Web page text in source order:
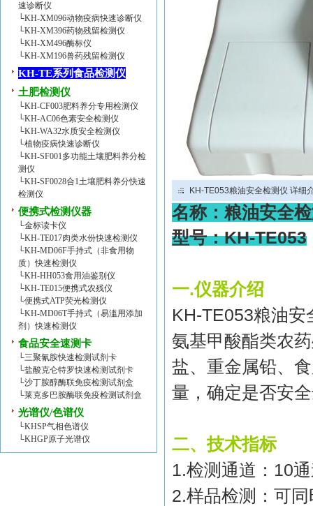
速诊断仪
└KH-XM096动物疫病快速诊断仪
└KH-XM396药物残留检测仪
└KH-XM496酶标仪
└KH-XM196兽药残留检测仪
KH-TE系列食品检测仪
土肥检测仪
└KH-CF003肥料养分专用检测仪
└KH-AC06色素安全检测仪
└KH-WA32水质安全检测仪
└植物疫病快速诊断仪
└KH-SF001多功能土壤肥料养分检
测仪
└KH-SF0028合1土壤肥料养分快速
检测仪
便携式检测仪器
└金标读卡仪
└KH-TE017肉类水份快速检测仪
└KH-MD06F手持式（非食用物
质）快速检测仪
└KH-HH053食用油鉴别仪
└KH-TE015便携式农残仪
└便携式ATP荧光检测仪
└KH-MD06T手持式（易滥用添加
剂）快速检测仪
食品安全速测卡
└三聚氰胺快速检测试剂卡
└盐酸克仑特罗快速检测试剂卡
└沙丁胺醇酶联免疫检测试剂盒
└莱克多巴胺酶联免疫检测试剂盒
光谱仪/色谱仪
└KHSP气相色谱仪
└KHGP原子光谱仪
KH-TE053粮油安全检测仪 详细
名称：粮油安全
型号：KH-TE053
一.仪器介绍
KH-TE053粮油安
氨基甲酸酯类农
盐、重金属铅、
量，确定是否安
二、技术指标
1.检测通道： 10
2.样品检测：可